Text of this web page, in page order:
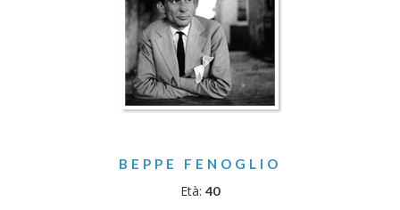
BEPPE FENOGLIO
Età: 40